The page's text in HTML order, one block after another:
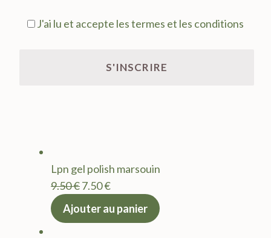
J'ai lu et accepte les termes et les conditions
Lpn gel polish marsouin
9.50€Le
prix
7.50€Le
actuel
Ajouter au panier